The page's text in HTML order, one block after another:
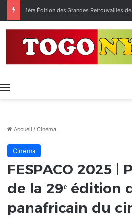
Menu
Accueil / Cinéma
Cinéma
FESPACO 2025 |
de la 29ᵉ édition
panafricain du